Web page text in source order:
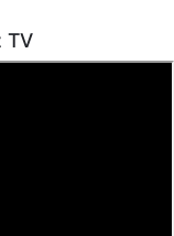
ruta_healing/​
rutahealingcentre
TV